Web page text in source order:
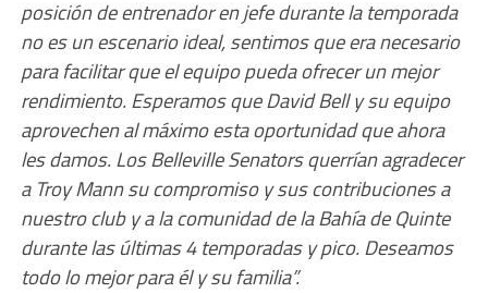
posición de entrenador en jefe durante la temporada
no es un escenario ideal, sentimos que era necesario
para facilitar que el equipo pueda ofrecer un mejor
rendimiento. Esperamos que David Bell y su equipo
aprovechen al máximo esta oportunidad que ahora
les damos. Los Belleville Senators querrían agradecer
a Troy Mann su compromiso y sus contribuciones a
nuestro club y a la comunidad de la Bahía de Quinte
durante las últimas 4 temporadas y pico. Deseamos
todo lo mejor para él y su familia”.